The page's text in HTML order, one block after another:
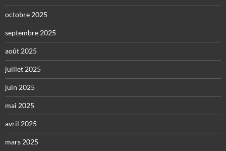
octobre 2025
septembre 2025
août 2025
juillet 2025
juin 2025
mai 2025
avril 2025
mars 2025